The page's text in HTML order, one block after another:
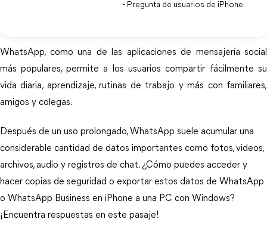
- Pregunta de usuarios de iPhone
WhatsApp, como una de las aplicaciones de mensajería social
más populares, permite a los usuarios compartir fácilmente su
vida diaria, aprendizaje, rutinas de trabajo y más con familiares,
amigos y colegas.
Después de un uso prolongado, WhatsApp suele acumular una
considerable cantidad de datos importantes como fotos, videos,
archivos, audio y registros de chat. ¿Cómo puedes acceder y
hacer copias de seguridad o exportar estos datos de WhatsApp
o WhatsApp Business en iPhone a una PC con Windows?
¡Encuentra respuestas en este pasaje!